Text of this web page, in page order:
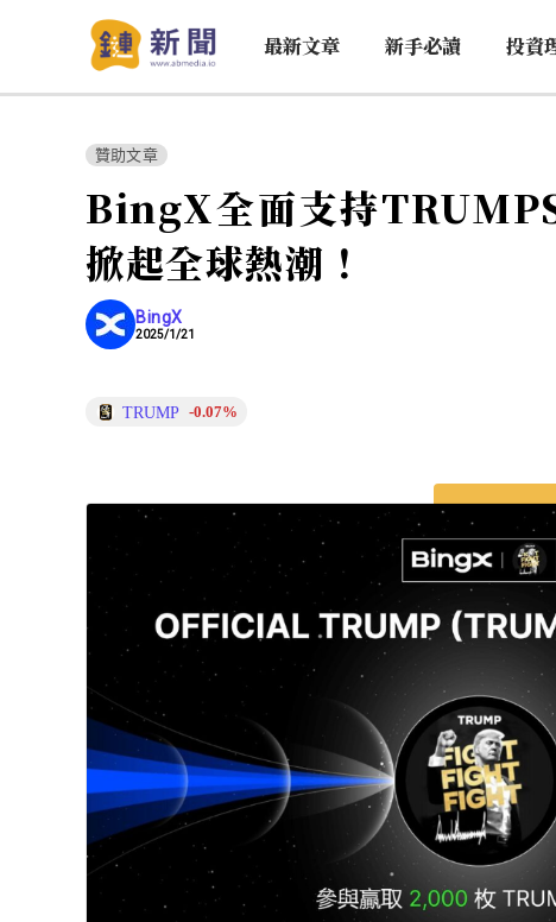
最新文章 新手必讀 投資
贊助文章
BingX全面支持
掀起全球熱潮！
BingX
2025/1/21
TRUMP -0.07%